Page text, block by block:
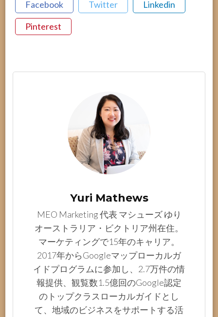
Facebook Twitter Linkedin
Pinterest
Yuri Mathews
MEO Marketing 代表 マシューズ ゆり
オーストラリア・ビクトリア州在住。
マーケティングで15年のキャリア。
2017年からGoogleマップローカルガ
イドプログラムに参加し、2.7万件の情
報提供、観覧数1.5億回のGoogle認定
のトップクラスローカルガイドとし
て、地域のビジネスをサポートする活